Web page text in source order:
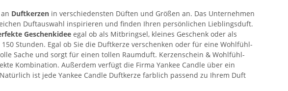
Duftkerzen in verschiedensten Düften und Größen an. Das Unternehmen
Duftauswahl inspirieren und finden Ihren persönlichen Lieblingsduft.
Geschenkidee egal ob als Mitbringsel, kleines Geschenk oder als
Stunden. Egal ob Sie die Duftkerze verschenken oder für eine Wohlfühl-
Sache und sorgt für einen tollen Raumduft. Kerzenschein & Wohlfühl-
Kombination. Außerdem verfügt die Firma Yankee Candle über ein
ist jede Yankee Candle Duftkerze farblich passend zu Ihrem Duft